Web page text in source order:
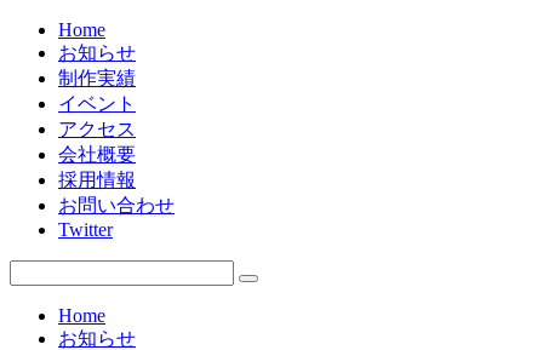
Home
お知らせ
制作実績
イベント
アクセス
会社概要
採用情報
お問い合わせ
Twitter
Home
お知らせ